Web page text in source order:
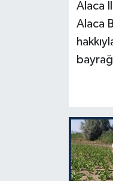
Alaca
Alaca